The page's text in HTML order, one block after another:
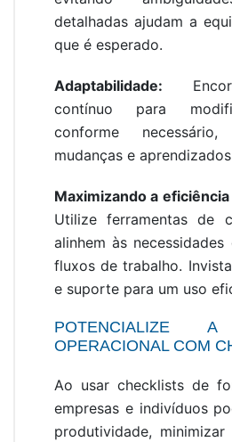
detalhadas ajudam a
que é esperado.
Adaptabilidade:
contínuo para
conforme
mudanças e
Maximizando a
Utilize ferramentas de
alinhem às
fluxos de trabalho.
e suporte para um uso
POTENCIALIZE A
OPERACIONAL COM
Ao usar checklists de
empresas e indivíduos
produtividade,